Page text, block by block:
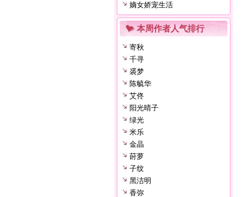
嫡女娇宠生活
本周作者人气排行
寄秋
千寻
裘梦
陈毓华
艾佟
阳光晴子
绿光
米乐
金晶
莳萝
子纹
黑洁明
香弥